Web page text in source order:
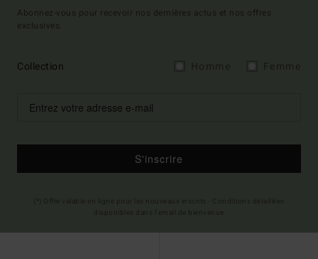
Abonnez-vous pour recevoir nos dernières actus et nos offres
exclusives.
Collection
S'inscrire